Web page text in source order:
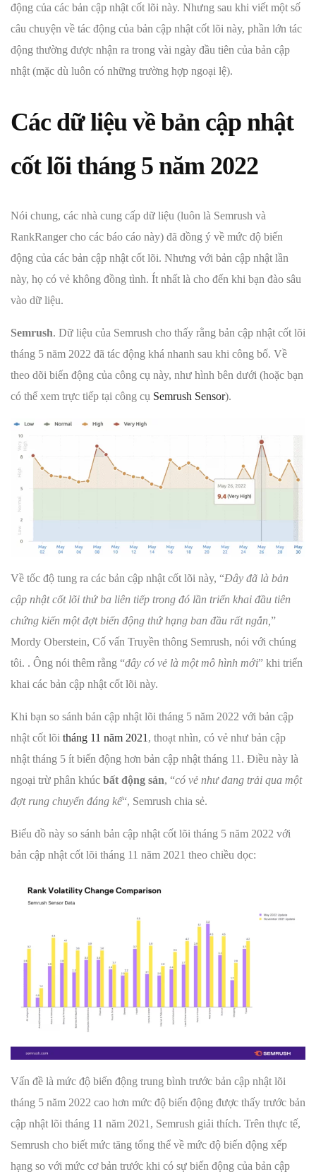
động của các bản cập nhật cốt lõi này. Nhưng sau khi viết một số
câu chuyện về tác động của bản cập nhật cốt lõi này, phần lớn tác
động thường được nhận ra trong vài ngày đầu tiên của bản cập
nhật (mặc dù luôn có những trường hợp ngoại lệ).
Các dữ liệu về bản cập nhật
cốt lõi tháng 5 năm 2022
Nói chung, các nhà cung cấp dữ liệu (luôn là Semrush và
RankRanger cho các báo cáo này) đã đồng ý về mức độ biến
động của các bản cập nhật cốt lõi. Nhưng với bản cập nhật lần
này, họ có vẻ không đồng tình. Ít nhất là cho đến khi bạn đào sâu
vào dữ liệu.
Semrush. Dữ liệu của Semrush cho thấy rằng bản cập nhật cốt lõi
tháng 5 năm 2022 đã tác động khá nhanh sau khi công bố. Về
theo dõi biến động của công cụ này, như hình bên dưới (hoặc bạn
có thể xem trực tiếp tại công cụ Semrush Sensor).
Về tốc độ tung ra các bản cập nhật cốt lõi này, “Đây đã là bản
cập nhật cốt lõi thứ ba liên tiếp trong đó lần triển khai đầu tiên
chứng kiến một đợt biến động thứ hạng ban đầu rất ngắn, ”
Mordy Oberstein, Cố vấn Truyền thông Semrush, nói với chúng
tôi. . Ông nói thêm rằng “đây có vẻ là một mô hình mới” khi triển
khai các bản cập nhật cốt lõi này.
Khi bạn so sánh bản cập nhật lõi tháng 5 năm 2022 với bản cập
nhật cốt lõi tháng 11 năm 2021 , thoạt nhìn, có vẻ như bản cập
nhật tháng 5 ít biến động hơn bản cập nhật tháng 11. Điều này là
ngoại trừ phân khúc bất động sản, “có vẻ như đang trải qua một
đợt rung chuyển đáng kể“, Semrush chia sẻ.
Biểu đồ này so sánh bản cập nhật cốt lõi tháng 5 năm 2022 với
bản cập nhật cốt lõi tháng 11 năm 2021 theo chiều dọc:
Vấn đề là mức độ biến động trung bình trước bản cập nhật lõi
tháng 5 năm 2022 cao hơn mức độ biến động được thấy trước bản
cập nhật lõi tháng 11 năm 2021, Semrush giải thích. Trên thực tế,
Semrush cho biết mức tăng tổng thể về mức độ biến động xếp
hạng so với mức cơ bản trước khi có sự biến động của bản cập